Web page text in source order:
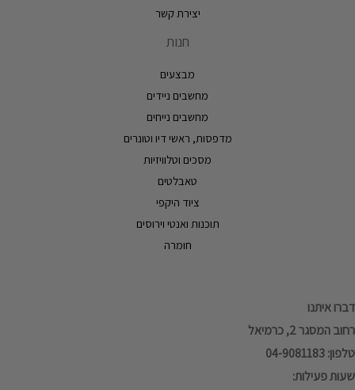
יצירת קשר
חנות
מבצעים
מחשבים ניידים
מחשבים נייחים
מדפסות, ראשי דיו וטונרים
מסכים וטלוויזיות
טאבלטים
ציוד היקפי
תוכנות ואנטי וירוסים
חומרה
דברו איתנו
רחוב המסגר 2, כרמיאל
טלפון: 04-9081183
שעות פעילות: